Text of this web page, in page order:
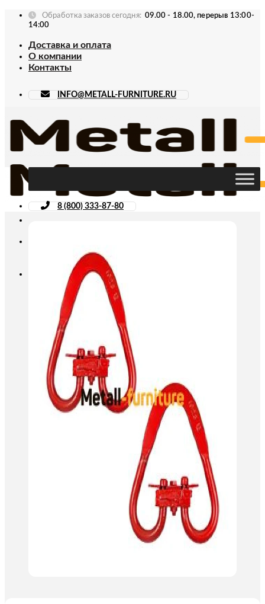
Skip
Обработка заказов сегодня: 09.00 - 18.00, перерыв 13:00-
14:00
Доставка и оплата
О компании
Контакты
INFO@METALL-FURNITURE.RU
8 (800) 333-87-80